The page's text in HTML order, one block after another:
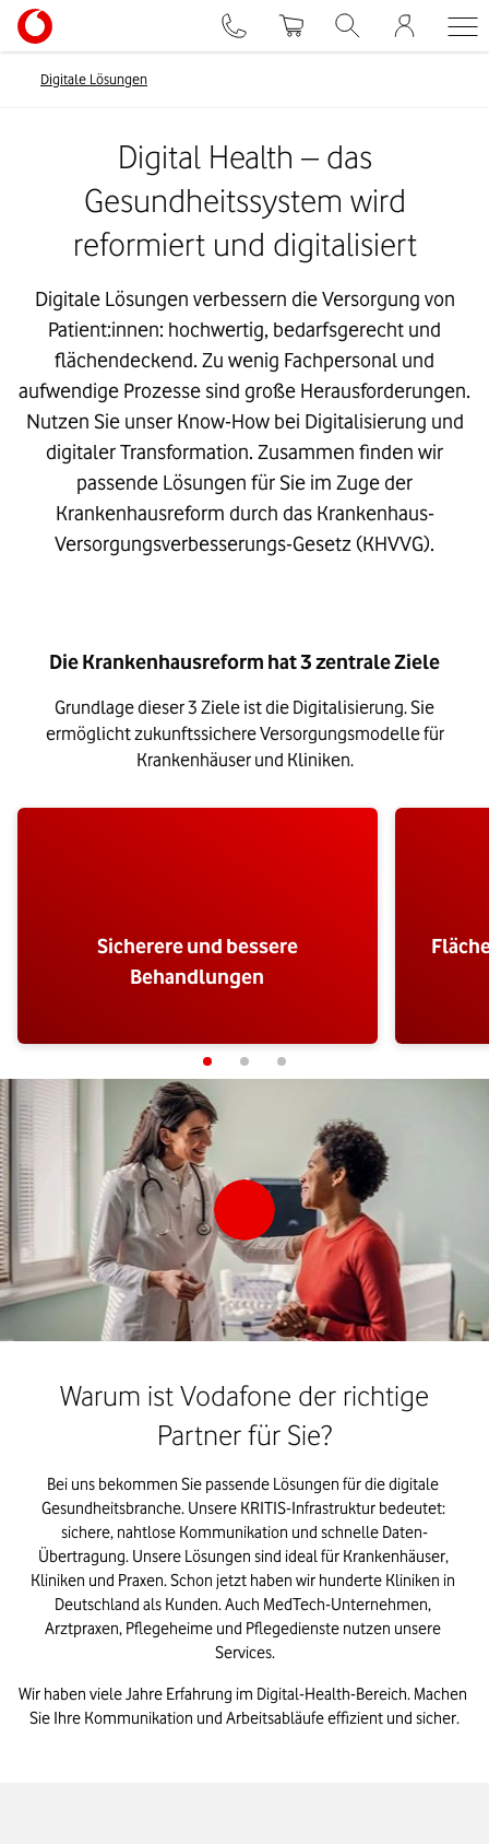
Digitale Lösungen
Digital Health – das
Gesundheitssystem wird
reformiert und digitalisiert
Digitale Lösungen verbessern die Versorgung von
Patient:innen: hochwertig, bedarfsgerecht und
flächendeckend. Zu wenig Fachpersonal und
aufwendige Prozesse sind große Herausforderungen.
Nutzen Sie unser Know-How bei Digitalisierung und
digitaler Transformation. Zusammen finden wir
passende Lösungen für Sie im Zuge der
Krankenhausreform durch das Krankenhaus-
Versorgungsverbesserungs-Gesetz (KHVVG).
Die Krankenhausreform hat 3 zentrale Ziele
Grundlage dieser 3 Ziele ist die Digitalisierung. Sie
ermöglicht zukunftssichere Versorgungsmodelle für
Krankenhäuser und Kliniken.
Sicherere und bessere
Behandlungen
Warum ist Vodafone der richtige
Partner für Sie?
Bei uns bekommen Sie passende Lösungen für die digitale
Gesundheitsbranche. Unsere KRITIS-Infrastruktur bedeutet:
sichere, nahtlose Kommunikation und schnelle Daten-
Übertragung. Unsere Lösungen sind ideal für Krankenhäuser,
Kliniken und Praxen. Schon jetzt haben wir hunderte Kliniken in
Deutschland als Kunden. Auch MedTech-Unternehmen,
Arztpraxen, Pflegeheime und Pflegedienste nutzen unsere
Services.
Wir haben viele Jahre Erfahrung im Digital-Health-Bereich. Machen
Sie Ihre Kommunikation und Arbeitsabläufe effizient und sicher.